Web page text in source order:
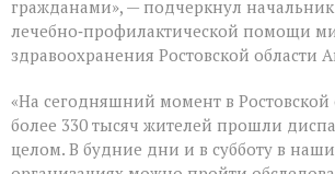
гражданами», — подчеркнул
лечебно‑профилактической помощи
здравоохранения Ростовской области
«На сегодняшний момент в Ростовской
более 330 тысяч жителей прошли
целом. В будние дни и в субботу в